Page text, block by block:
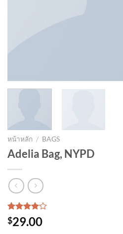
หน้าหลัก / BAGS
Adelia Bag, NYPD
ให้
คะแนน
3
$29.00